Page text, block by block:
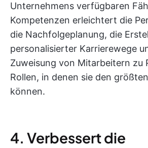
Unternehmens verfügbaren
Kompetenzen erleichtert die
die Nachfolgeplanung, die
personalisierter Karrierewege
Zuweisung von Mitarbeitern zu
Rollen, in denen sie den
können.
4. Verbessert die